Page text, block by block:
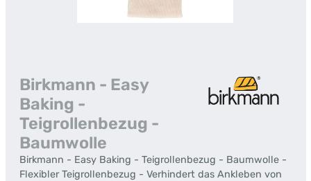
Birkmann - Easy
Baking -
Teigrollenbezug -
Baumwolle
Birkmann - Easy Baking - Teigrollenbezug - Baumwolle -
Flexibler Teigrollenbezug - Verhindert das Ankleben von